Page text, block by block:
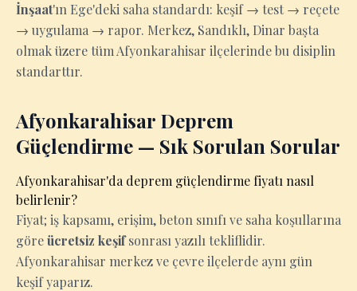
İnşaat'ın Ege'deki saha standardı: keşif → test → reçete
→ uygulama → rapor. Merkez, Sandıklı, Dinar başta
olmak üzere tüm Afyonkarahisar ilçelerinde bu disiplin
standarttır.
Afyonkarahisar Deprem
Güçlendirme — Sık Sorulan Sorular
Afyonkarahisar'da deprem güçlendirme fiyatı nasıl
belirlenir?
Fiyat; iş kapsamı, erişim, beton sınıfı ve saha koşullarına
göreücretsiz keşifsonrası yazılı tekliflidir.
Afyonkarahisar merkez ve çevre ilçelerde aynı gün
keşif yaparız.